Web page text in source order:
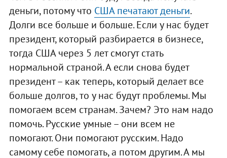
деньги, потому что США печатают деньги.
Долги все больше и больше. Если у нас будет
президент, который разбирается в бизнесе,
тогда США через 5 лет смогут стать
нормальной страной. А если снова будет
президент – как теперь, который делает все
больше долгов, то у нас будут проблемы. Мы
помогаем всем странам. Зачем? Это нам надо
помочь. Русские умные – они всем не
помогают. Они помогают русским. Надо
самому себе помогать, а потом другим. А мы